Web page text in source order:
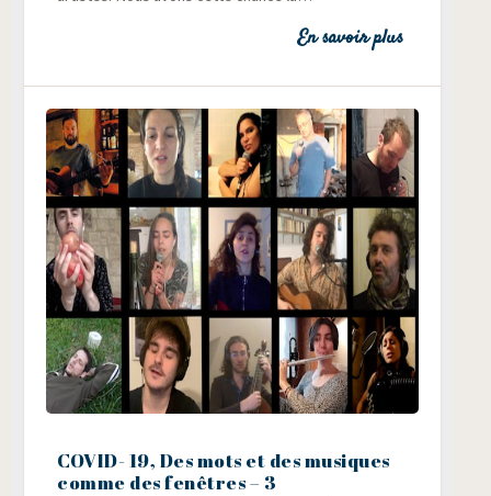
En savoir plus
COVID- 19, Des mots et des musiques
comme des fenêtres – 3